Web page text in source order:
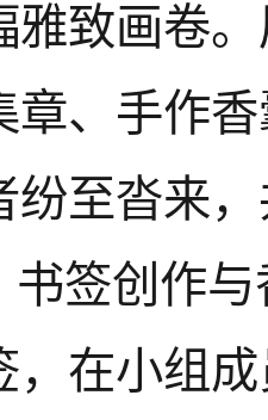
雅致画卷
章、手作
纷至沓来
书签创作
，在小组